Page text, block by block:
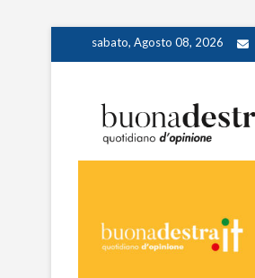
sabato, Agosto 08, 2026